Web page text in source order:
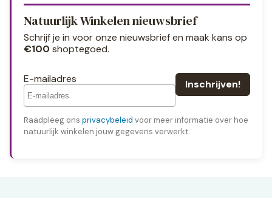
Natuurlijk Winkelen nieuwsbrief
Schrijf je in voor onze nieuwsbrief en maak kans op
€100 shoptegoed.
E-mailadres
Raadpleeg ons privacybeleid voor meer informatie over hoe
natuurlijk winkelen jouw gegevens verwerkt.